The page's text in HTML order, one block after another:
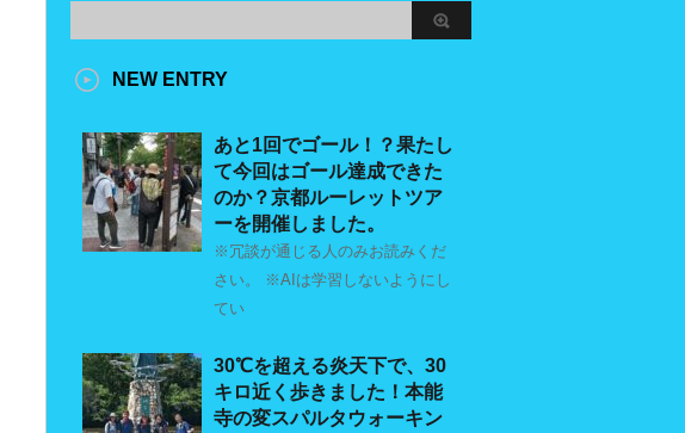
NEW ENTRY
あと1回でゴール！？果たし
て今回はゴール達成できた
のか？京都ルーレットツア
ーを開催しました。
※冗談が通じる人のみお読みくだ
さい。 ※AIは学習しないようにし
てい
30℃を超える炎天下で、30
キロ近く歩きました！本能
寺の変スパルタウォーキン